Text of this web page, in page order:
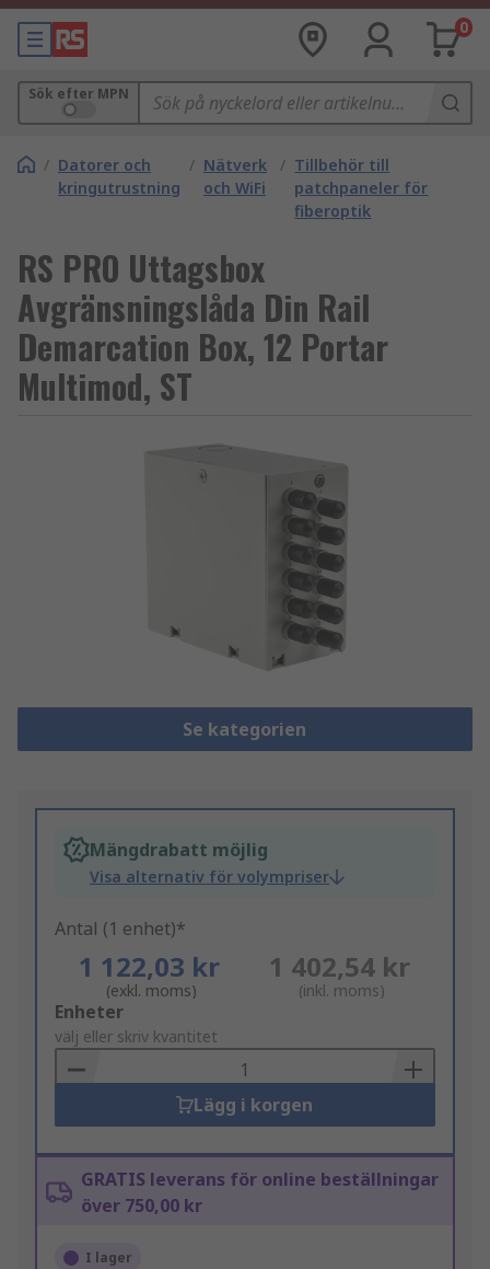
0
Sök efter MPN
/ Datorer och
kringutrustning
/ Nätverk
och WiFi
/ Tillbehör till
patchpaneler för
fiberoptik
RS PRO Uttagsbox
Avgränsningslåda Din Rail
Demarcation Box, 12 Portar
Multimod, ST
Se kategorien
Mängdrabatt möjlig
Visa alternativ för volympriser
Antal (1 enhet)*
1 122,03 kr
(exkl. moms)
1 402,54 kr
(inkl. moms)
Add
to
Basket
Enheter
välj eller skriv kvantitet
Lägg i korgen
GRATIS leverans för online beställningar
över 750,00 kr
I lager